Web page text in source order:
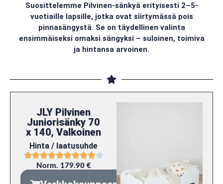
Suosittelemme Pilvinen-sänkyä erityisesti 2–5-
vuotiaille lapsille, jotka ovat siirtymässä pois
pinnasängystä. Se on täydellinen valinta
ensimmäiseksi omaksi sängyksi – suloinen, toimiva
ja hintansa arvoinen.
JLY Pilvinen
Juniorisänky 70
x 140, Valkoinen
Hinta / laatusuhde
Norm. 179.90 €